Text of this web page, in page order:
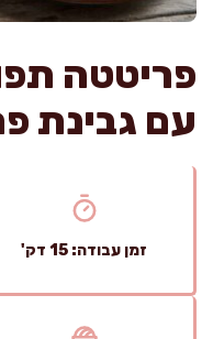
פריטטה
עם גבינת
זמן עבודה: 15 דק'